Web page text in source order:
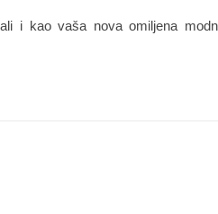
i kao vaša nova omiljena